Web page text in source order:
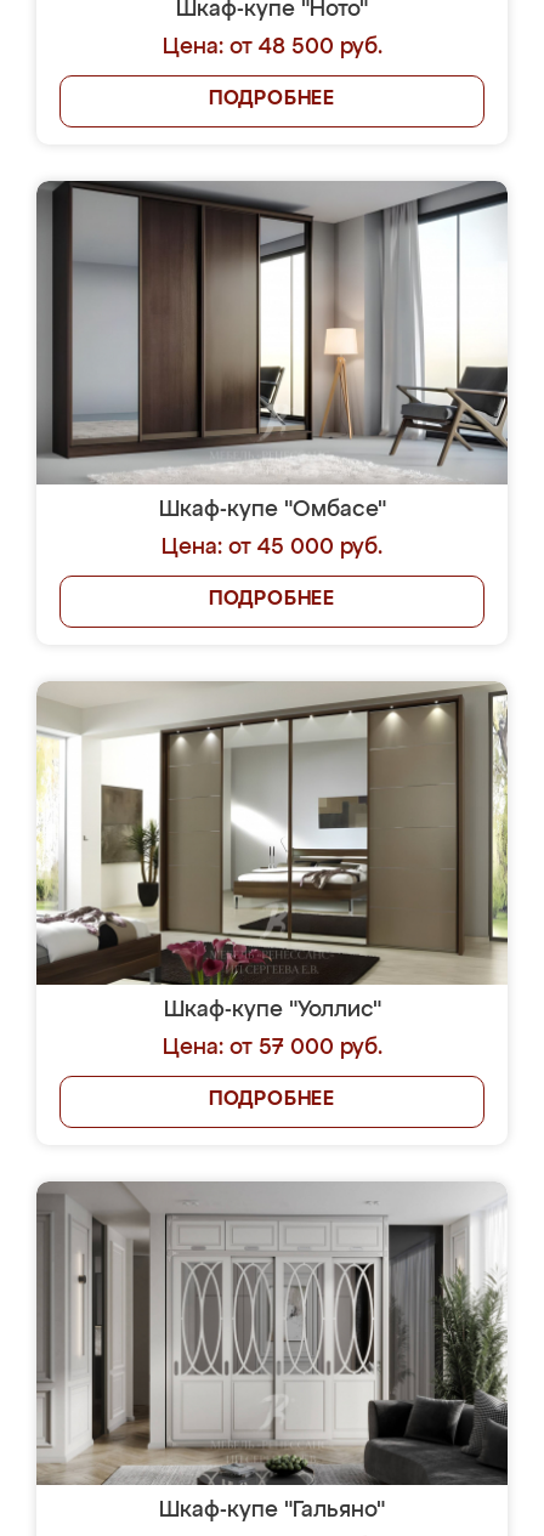
Шкаф-купе "Ното"
Цена: от 48 500 руб.
ПОДРОБНЕЕ
Шкаф-купе "Омбасе"
Цена: от 45 000 руб.
ПОДРОБНЕЕ
Шкаф-купе "Уоллис"
Цена: от 57 000 руб.
ПОДРОБНЕЕ
Шкаф-купе "Гальяно"